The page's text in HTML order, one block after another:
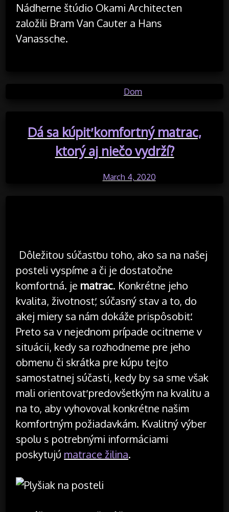
Nádherne štúdio Okami Architecten
založili Bram Van Cauter a Hans
Vanassche.
Dom
Dá sa kúpiť komfortný matrac,
ktorý aj niečo vydrží?
March 4, 2020
Dôležitou súčasťou toho, ako sa na našej
posteli vyspíme a či je dostatočne
komfortná. je matrac. Konkrétne jeho
kvalita, životnosť, súčasný stav a to, do
akej miery sa nám dokáže prispôsobiť.
Preto sa v nejednom prípade ocitneme v
situácii, kedy sa rozhodneme pre jeho
obmenu či skrátka pre kúpu tejto
samostatnej súčasti, kedy by sa sme však
mali orientovať predovšetkým na kvalitu a
na to, aby vyhovoval konkrétne našim
komfortným požiadavkám. Kvalitný výber
spolu s potrebnými informáciami
poskytujú matrace žilina.